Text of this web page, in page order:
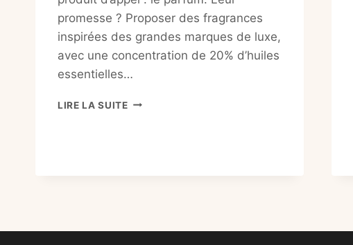
promesse ? Proposer des fragrances
inspirées des grandes marques de luxe,
avec une concentration de 20% d’huiles
essentielles…
LIRE LA SUITEAVIS
?